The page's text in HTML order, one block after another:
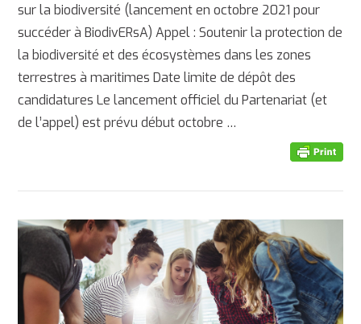
AFFICHER
sur la biodiversité (lancement en octobre 2021 pour
succéder à BiodivERsA) Appel : Soutenir la protection de
la biodiversité et des écosystèmes dans les zones
terrestres à maritimes Date limite de dépôt des
candidatures Le lancement officiel du Partenariat (et
de l’appel) est prévu début octobre …